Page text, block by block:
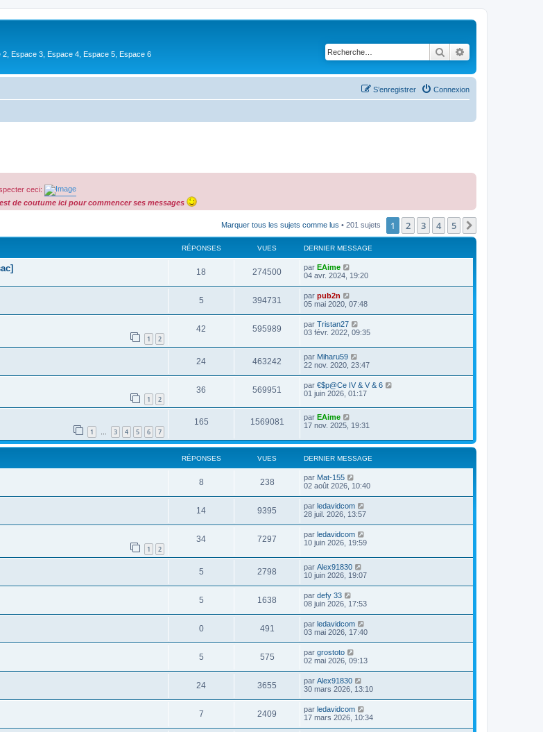
Espace 3, Espace 4, Espace 5, Espace 6 Rechercher
Connexion
S’enregistrer
ceci:
de coutume ici pour commencer ses messages
Marquer tous les sujets comme lus • 201 sujets 1 2 3 4 5
RÉPONSES VUES DERNIER MESSAGE
18 274500 par EAime
04 avr. 2024, 19:20
5 394731 par pub2n
05 mai 2020, 07:48
1 2
42 595989 par Tristan27
03 févr. 2022, 09:35
24 463242 par Miharu59
22 nov. 2020, 23:47
1 2
36 569951 par €$p@Ce IV & V & 6
01 juin 2026, 01:17
1 … 3 4 5 6 7
165 1569081 par EAime
17 nov. 2025, 19:31
RÉPONSES VUES DERNIER MESSAGE
8 238 par Mat-155
02 août 2026, 10:40
14 9395 par ledavidcom
28 juil. 2026, 13:57
1 2
34 7297 par ledavidcom
10 juin 2026, 19:59
5 2798 par Alex91830
10 juin 2026, 19:07
5 1638 par defy 33
08 juin 2026, 17:53
0 491 par ledavidcom
03 mai 2026, 17:40
5 575 par grostoto
02 mai 2026, 09:13
24 3655 par Alex91830
30 mars 2026, 13:10
7 2409 par ledavidcom
17 mars 2026, 10:34